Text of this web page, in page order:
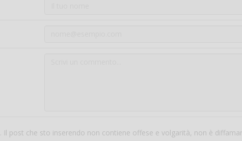
. Il post che sto inserendo non contiene offese e volgarità, non è